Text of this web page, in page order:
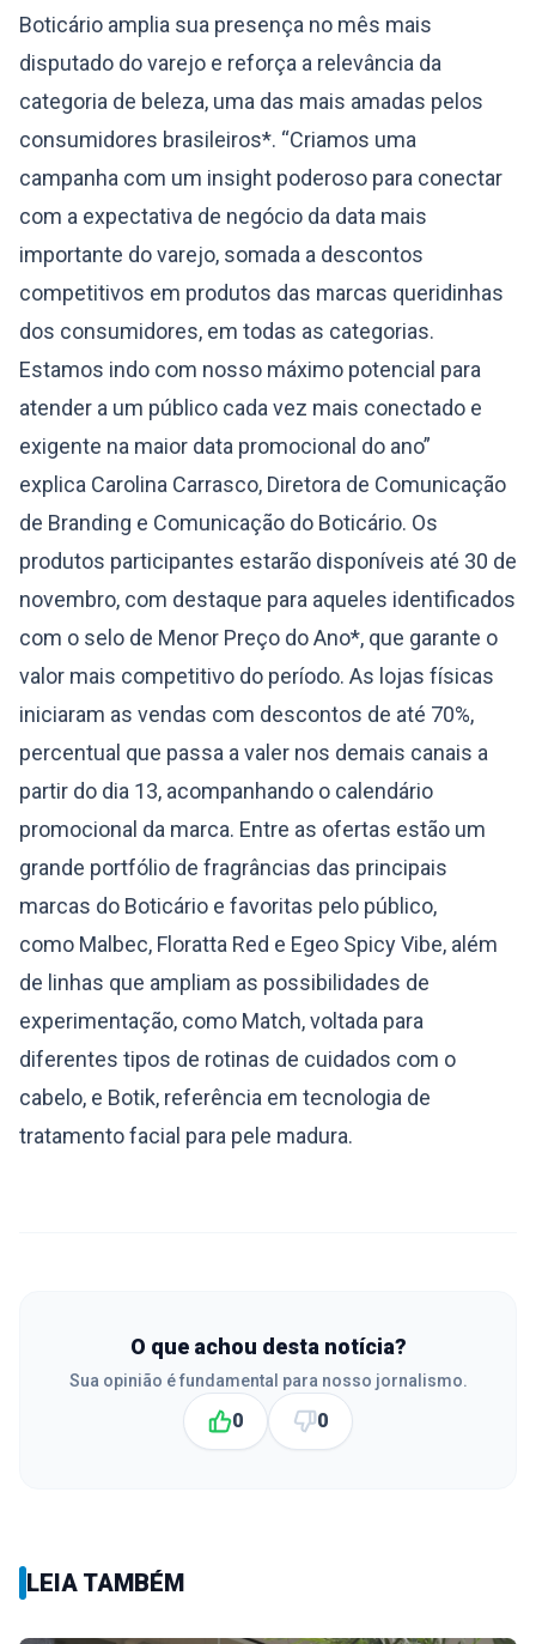
Boticário amplia sua presença no mês mais
disputado do varejo e reforça a relevância da
categoria de beleza, uma das mais amadas pelos
consumidores brasileiros*. “Criamos uma
campanha com um insight poderoso para conectar
com a expectativa de negócio da data mais
importante do varejo, somada a descontos
competitivos em produtos das marcas queridinhas
dos consumidores, em todas as categorias.
Estamos indo com nosso máximo potencial para
atender a um público cada vez mais conectado e
exigente na maior data promocional do ano”
explica Carolina Carrasco, Diretora de Comunicação
de Branding e Comunicação do Boticário. Os
produtos participantes estarão disponíveis até 30 de
novembro, com destaque para aqueles identificados
com o selo de Menor Preço do Ano*, que garante o
valor mais competitivo do período. As lojas físicas
iniciaram as vendas com descontos de até 70%,
percentual que passa a valer nos demais canais a
partir do dia 13, acompanhando o calendário
promocional da marca. Entre as ofertas estão um
grande portfólio de fragrâncias das principais
marcas do Boticário e favoritas pelo público,
como Malbec, Floratta Red e Egeo Spicy Vibe, além
de linhas que ampliam as possibilidades de
experimentação, como Match, voltada para
diferentes tipos de rotinas de cuidados com o
cabelo, e Botik, referência em tecnologia de
tratamento facial para pele madura.
O que achou desta notícia?
Sua opinião é fundamental para nosso jornalismo.
0 0
LEIA TAMBÉM